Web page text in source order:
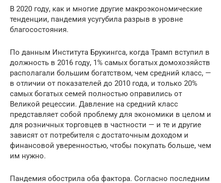
В 2020 году, как и многие другие макроэкономические
тенденции, пандемия усугубила разрыв в уровне
благосостояния.
По данным Института Брукингса, когда Трамп вступил в
должность в 2016 году, 1% самых богатых домохозяйств
располагали большим богатством, чем средний класс, —
в отличии от показателей до 2010 года, и только 20%
самых богатых семей полностью оправились от
Великой рецессии. Давление на средний класс
представляет собой проблему для экономики в целом и
для розничных торговцев в частности — и те и другие
зависят от потребителя с достаточным доходом и
финансовой уверенностью, чтобы покупать больше, чем
им нужно.
Пандемия обострила оба фактора. Согласно последним